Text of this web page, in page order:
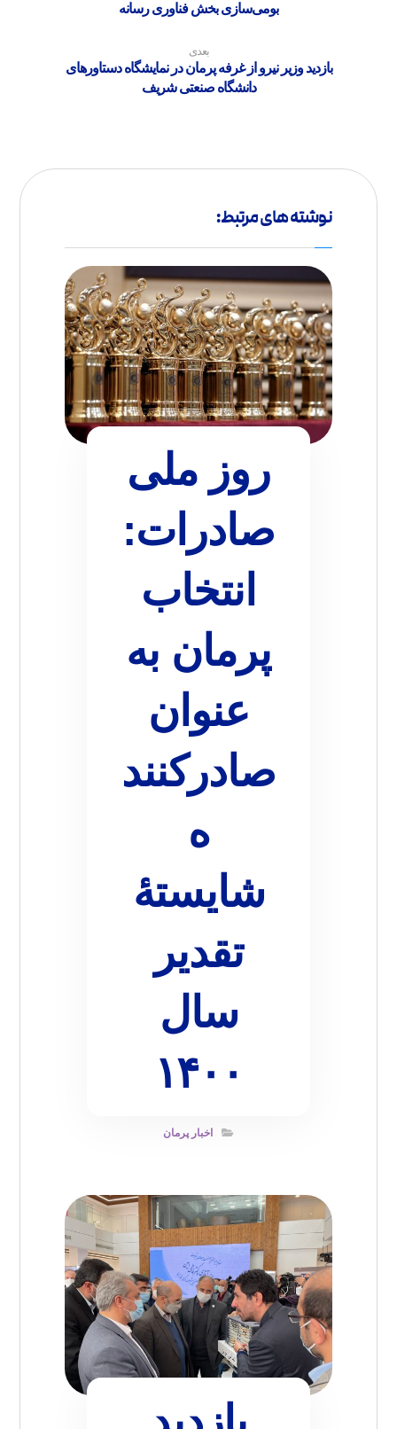
بومی‌سازی بخش فناوری رسانه
بعدی
بازدید وزیر نیرو از غرفه پرمان در نمایشگاه دستاورهای
دانشگاه صنعتی شریف
نوشته های مرتبط:
روز ملی
صادرات:
انتخاب
پرمان به
عنوان
صادرکنند
ه
شایستۀ
تقدیر
سال
۱۴۰۰
اخبار پرمان